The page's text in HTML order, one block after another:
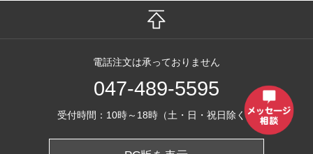
電話注文は承っておりません
047-489-5595
受付時間：10時～18時（土・日・祝日除く）